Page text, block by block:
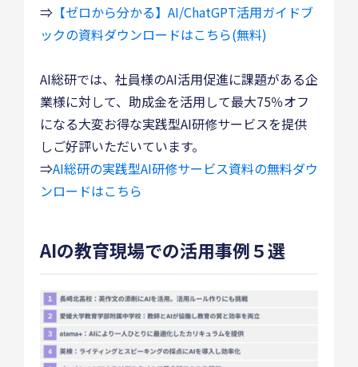
⇒ 【ゼロから分かる】AI/ChatGPT活用ガイドブ
ックの資料ダウンロードはこちら(無料)
AI総研では、社員様のAI活用促進に課題がある企
業様に対して、助成金を活用して最大75％オフ
になる大変お得な実践型AI研修サービスを提供
しご好評いただいています。
⇒AI総研の実践型AI研修サービス資料の無料ダウ
ンロードはこちら
AIの教育現場での活用事例５選